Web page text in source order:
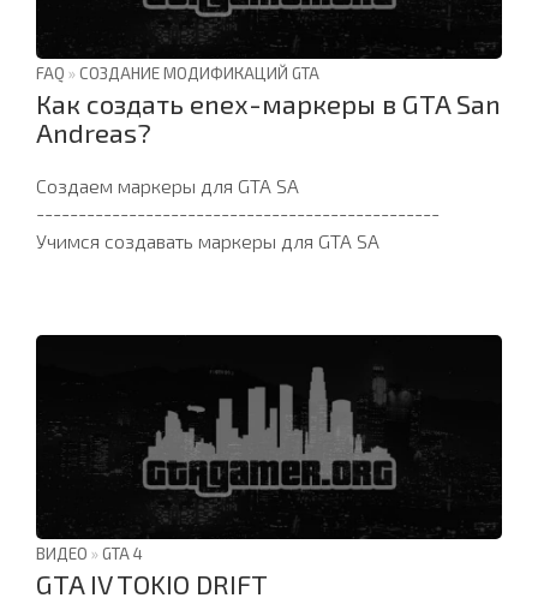
FAQ »СОЗДАНИЕ МОДИФИКАЦИЙ GTA
Как создать enex-маркеры в GTA San
Andreas?
Создаем маркеры для GTA SA
------------------------------------------------
Учимся создавать маркеры для GTA SA
ВИДЕО » GTA 4
GTA IV TOKIO DRIFT